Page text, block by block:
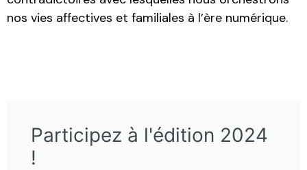
nos vies affectives et familiales à l’ère numérique.
Participez à l'édition 2024
!